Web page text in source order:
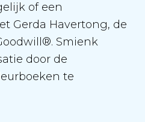
of een
Gerda Havertong, de
Smienk
door de
te